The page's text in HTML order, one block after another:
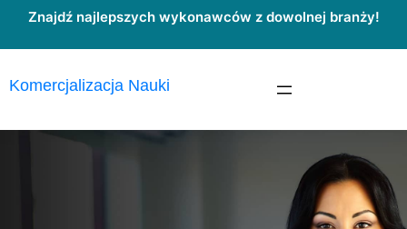
Przejdź
treści
Znajdź najlepszych wykonawców z dowolnej branży!
Komercjalizacja Nauki